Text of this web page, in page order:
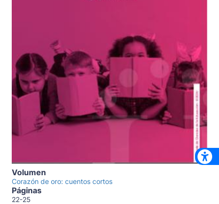
Volumen
Corazón de oro: cuentos cortos
Páginas
22-25